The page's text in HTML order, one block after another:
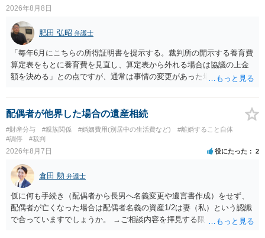
2026年8月8日
肥田 弘昭 弁護士
「毎年6月にこちらの所得証明書を提示する。裁判所の開示する養育費
算定表をもとに養育費を見直し、算定表から外れる場合は協議の上金
額を決める」との点ですが、通常は事情の変更があった場合に変更し
来なかった事情の変更により双方協議の上増減出来る」と「通知義務
に勤務先」が含まれているので、私に収入が入った事は相手に通知が
行く事になり、上記のような文言が無くても養育費の見直しは適宜出
来るかと思うのですが違うのでしょうか？との点はそのとおりかと思
います。養育費は事情の変更があった場合に変更するので毎年見直す
配偶者が他界した場合の遺産相続
#財産分与 #親族関係 #婚姻費用(別居中の生活費など)
#離婚すること自体
#調停
#裁判
2026年8月7日 役にたった 2
倉田 勲 弁護士
仮に何も手続き（配偶者から長男へ名義変更や遺言書作成）をせず、
配偶者が亡くなった場合は配偶者名義の資産1/2は妻（私）という認識
で合っていますでしょうか。 →ご相談内容を拝見する限りでは、その